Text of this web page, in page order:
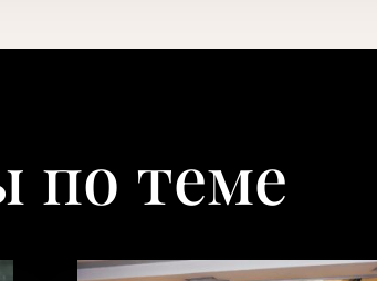
по теме